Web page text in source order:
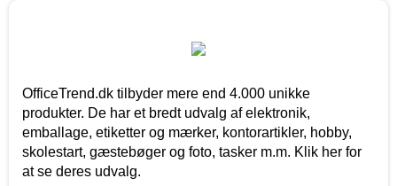
OfficeTrend.dk tilbyder mere end 4.000 unikke
produkter. De har et bredt udvalg af elektronik,
emballage, etiketter og mærker, kontorartikler, hobby,
skolestart, gæstebøger og foto, tasker m.m. Klik her for
at se deres udvalg.